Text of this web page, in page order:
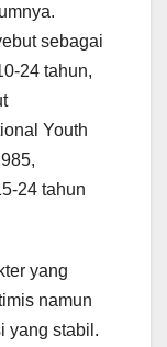
sebagai
24 tahun,
Youth
24 tahun
yang
namun
yang stabil.